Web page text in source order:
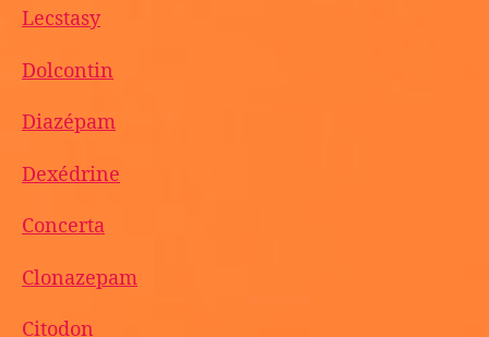
Lecstasy
Dolcontin
Diazépam
Dexédrine
Concerta
Clonazepam
Citodon